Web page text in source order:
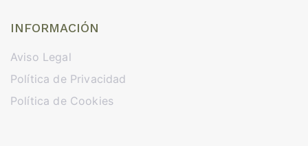
INFORMACIÓN
Aviso Legal
Política de Privacidad
Política de Cookies